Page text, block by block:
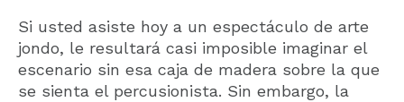
Si usted asiste hoy a un espectáculo de arte
jondo, le resultará casi imposible imaginar el
escenario sin esa caja de madera sobre la que
se sienta el percusionista. Sin embargo, la